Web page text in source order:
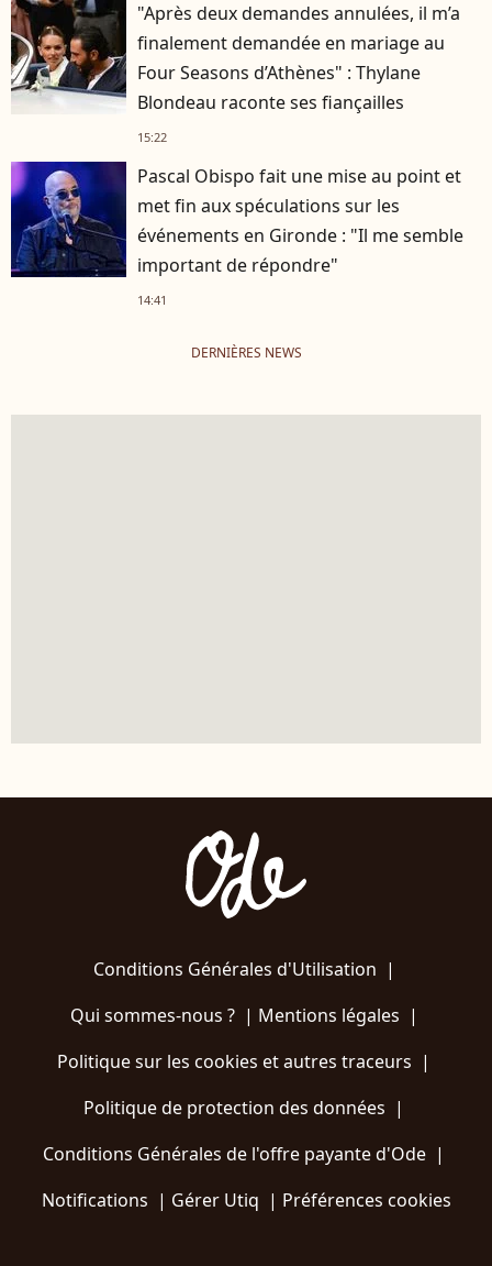
"Après deux demandes annulées, il m’a
finalement demandée en mariage au
Four Seasons d’Athènes" : Thylane
Blondeau raconte ses fiançailles
15:22
Pascal Obispo fait une mise au point et
met fin aux spéculations sur les
événements en Gironde : "Il me semble
important de répondre"
14:41
DERNIÈRES NEWS
Conditions Générales d'Utilisation |
Qui sommes-nous ?| Mentions légales |
Politique sur les cookies et autres traceurs |
Politique de protection des données |
Conditions Générales de l'offre payante d'Ode |
Notifications | Gérer Utiq | Préférences cookies